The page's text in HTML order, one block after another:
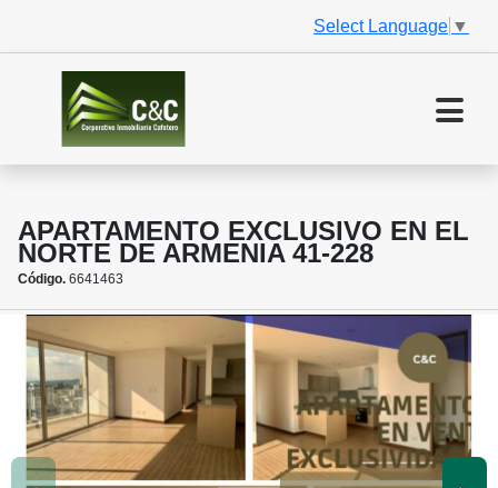
Select Language ▼
APARTAMENTO EXCLUSIVO EN EL
NORTE DE ARMENIA 41-228
Código. 6641463